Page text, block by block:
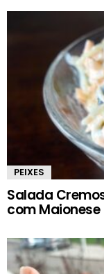
PEIXES
Salada
com Maionese